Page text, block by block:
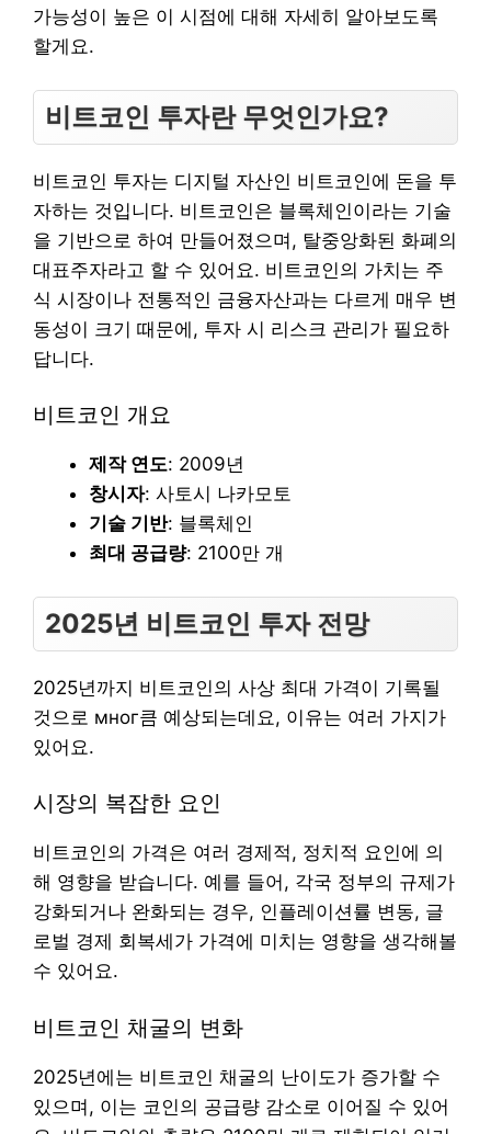
가능성이 높은 이 시점에 대해 자세히 알아보도록
할게요.
비트코인 투자란 무엇인가요?
비트코인 투자는 디지털 자산인 비트코인에 돈을 투
자하는 것입니다. 비트코인은 블록체인이라는 기술
을 기반으로 하여 만들어졌으며, 탈중앙화된 화폐의
대표주자라고 할 수 있어요. 비트코인의 가치는 주
식 시장이나 전통적인 금융자산과는 다르게 매우 변
동성이 크기 때문에, 투자 시 리스크 관리가 필요하
답니다.
비트코인 개요
제작 연도: 2009년
창시자: 사토시 나카모토
기술 기반: 블록체인
최대 공급량: 2100만 개
2025년 비트코인 투자 전망
2025년까지 비트코인의 사상 최대 가격이 기록될
것으로 мног큼 예상되는데요, 이유는 여러 가지가
있어요.
시장의 복잡한 요인
비트코인의 가격은 여러 경제적, 정치적 요인에 의
해 영향을 받습니다. 예를 들어, 각국 정부의 규제가
강화되거나 완화되는 경우, 인플레이션률 변동, 글
로벌 경제 회복세가 가격에 미치는 영향을 생각해볼
수 있어요.
비트코인 채굴의 변화
2025년에는 비트코인 채굴의 난이도가 증가할 수
있으며, 이는 코인의 공급량 감소로 이어질 수 있어